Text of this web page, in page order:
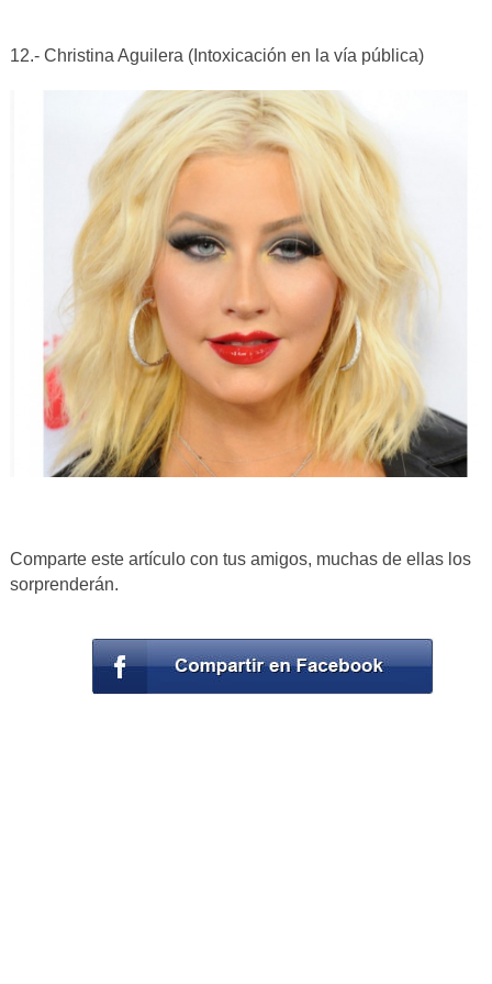
12.- Christina Aguilera (Intoxicación en la vía pública)
Comparte este artículo con tus amigos, muchas de ellas los
sorprenderán.